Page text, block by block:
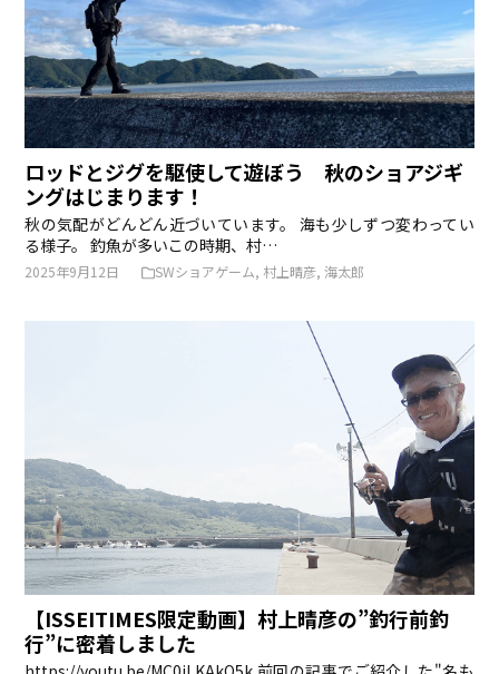
ロッドとジグを駆使して遊ぼう 秋のショアジギ
ングはじまります！
秋の気配がどんどん近づいています。 海も少しずつ変わってい
る様子。 釣魚が多いこの時期、村…
2025年9月12日 SWショアゲーム, 村上晴彦,海太郎
【ISSEITIMES限定動画】村上晴彦の”釣行前釣
行”に密着しました